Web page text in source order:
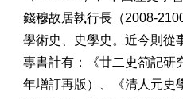
錢穆故居執行長（2008-
學術史、史學史。近今則從
專書計有：《廿二史箚記研
年增訂再版）、《清人元史